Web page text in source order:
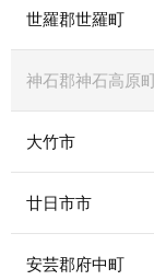
世羅郡世羅町
神石郡神石高原
大竹市
廿日市市
安芸郡府中町